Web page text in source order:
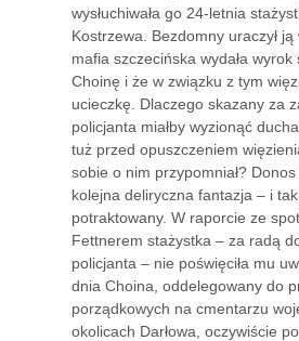
wysłuchiwała go 24-letnia
Kostrzewa. Bezdomny uraczył
mafia szczecińska wydała wyrok
Choinę i że w związku z tym
ucieczkę. Dlaczego skazany za
policjanta miałby wyzionąć
tuż przed opuszczeniem
sobie o nim przypomniał? Donos
kolejna deliryczna fantazja – i tak
potraktowany. W raporcie ze
Fettnerem stażystka – za radą
policjanta – nie poświęciła mu
dnia Choina, oddelegowany do
porządkowych na cmentarzu
okolicach Darłowa, oczywiście